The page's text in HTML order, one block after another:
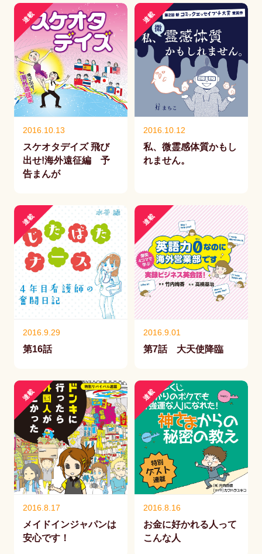
連載
2016.10.13
スケオタデイズ 飛び
出せ!海外遠征編 予
告まんが
連載
2016.10.12
私、微霊感体質かもし
れません。
連載
2016.9.29
第16話
連載
2016.9.01
第7話 大天使降臨
連載
2016.8.17
メイドインジャパンは
安心です！
連載
2016.8.16
お金に好かれる人って
こんな人